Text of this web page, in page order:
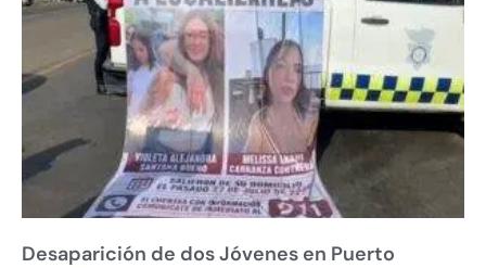
Desaparición de dos Jóvenes en Puerto